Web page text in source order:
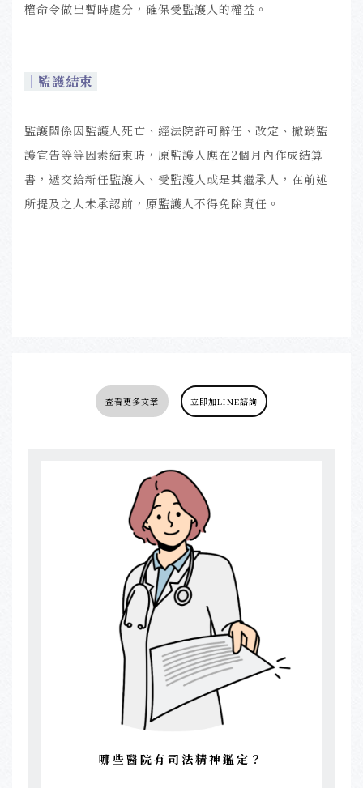
權命令做出暫時處分，確保受監護人的權益。
｜ 監護結束
監護關係因監護人死亡、經法院許可辭任、改定、撤銷監
護宣告等等因素結束時，原監護人應在2個月內作成結算
書，遞交給新任監護人、受監護人或是其繼承人，在前述
所提及之人未承認前，原監護人不得免除責任。
查看更多文章 立即加LINE諮詢
哪些醫院有司法精神鑑定？